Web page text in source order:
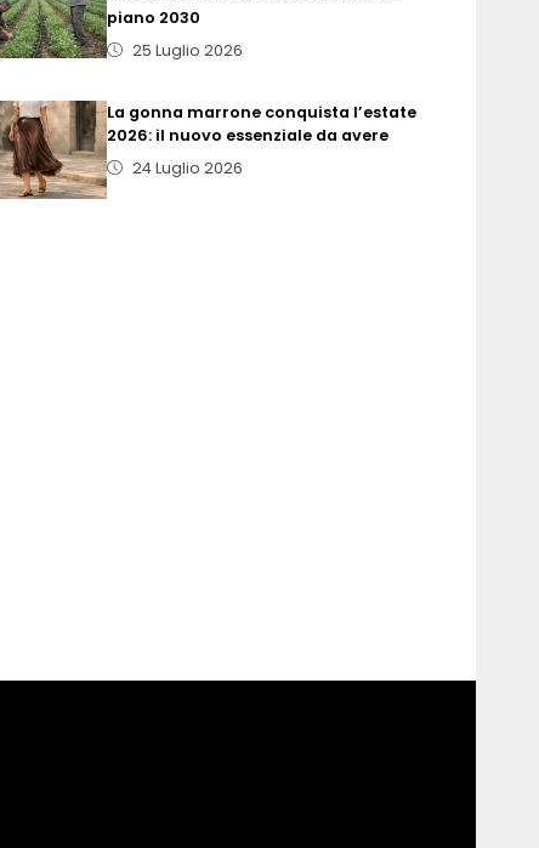
piano 2030
25 Luglio 2026
La gonna marrone conquista l’estate
2026: il nuovo essenziale da avere
24 Luglio 2026